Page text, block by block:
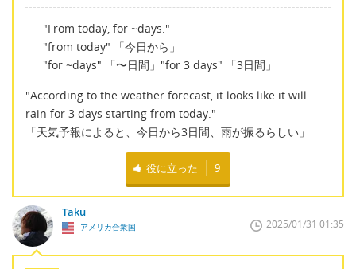
"From today, for ~days."
"from today" 「今日から」
"for ~days" 「〜日間」"for 3 days" 「3日間」
"According to the weather forecast, it looks like it will
rain for 3 days starting from today."
「天気予報によると、今日から3日間、雨が振るらしい」
役に立った 9
Taku
アメリカ合衆国 2025/01/31 01:35